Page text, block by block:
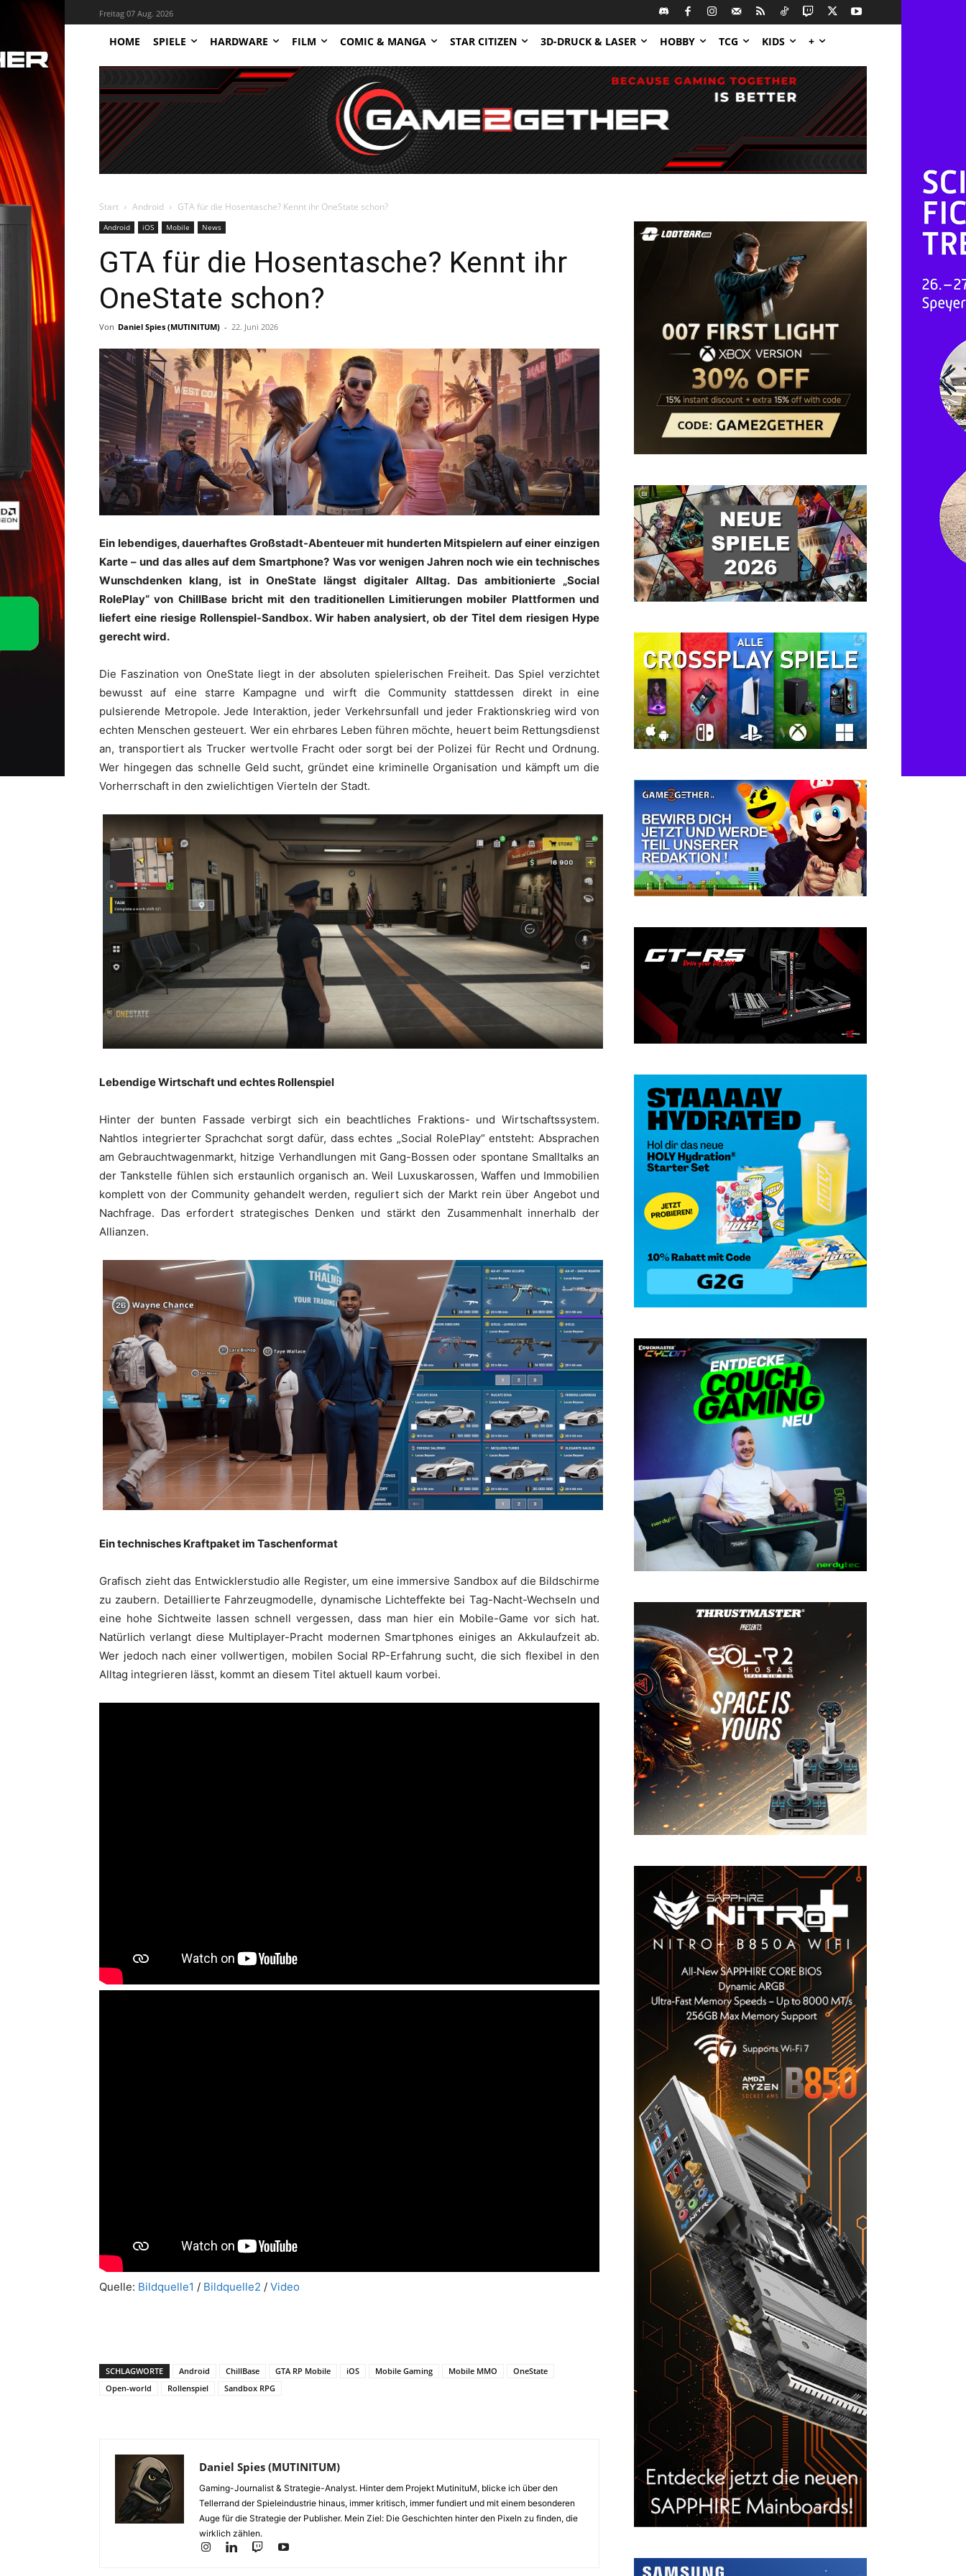
Freitag 07 Aug. 2026
HOME SPIELE HARDWARE FILM COMIC & MANGA STAR CITIZEN 3D-DRUCK & LASER HOBBY TCG KIDS +
Start Android GTA für die Hosentasche? Kennt ihr OneState schon?
Android iOS Mobile News
GTA für die Hosentasche? Kennt ihr
OneState schon?
Von Daniel Spies (MUTINITUM) - 22. Juni 2026
Ein lebendiges, dauerhaftes Großstadt-Abenteuer mit hunderten Mitspielern auf einer einzigen
Karte – und das alles auf dem Smartphone? Was vor wenigen Jahren noch wie ein technisches
Wunschdenken klang, ist in OneState längst digitaler Alltag. Das ambitionierte „Social
RolePlay“ von ChillBase bricht mit den traditionellen Limitierungen mobiler Plattformen und
liefert eine riesige Rollenspiel-Sandbox. Wir haben analysiert, ob der Titel dem riesigen Hype
gerecht wird.
Die Faszination von OneState liegt in der absoluten spielerischen Freiheit. Das Spiel verzichtet
bewusst auf eine starre Kampagne und wirft die Community stattdessen direkt in eine
pulsierende Metropole. Jede Interaktion, jeder Verkehrsunfall und jeder Fraktionskrieg wird von
echten Menschen gesteuert. Wer ein ehrbares Leben führen möchte, heuert beim Rettungsdienst
an, transportiert als Trucker wertvolle Fracht oder sorgt bei der Polizei für Recht und Ordnung.
Wer hingegen das schnelle Geld sucht, gründet eine kriminelle Organisation und kämpft um die
Vorherrschaft in den zwielichtigen Vierteln der Stadt.
Lebendige Wirtschaft und echtes Rollenspiel
Hinter der bunten Fassade verbirgt sich ein beachtliches Fraktions- und Wirtschaftssystem.
Nahtlos integrierter Sprachchat sorgt dafür, dass echtes „Social RolePlay“ entsteht: Absprachen
am Gebrauchtwagenmarkt, hitzige Verhandlungen mit Gang-Bossen oder spontane Smalltalks an
der Tankstelle fühlen sich erstaunlich organisch an. Weil Luxuskarossen, Waffen und Immobilien
komplett von der Community gehandelt werden, reguliert sich der Markt rein über Angebot und
Nachfrage. Das erfordert strategisches Denken und stärkt den Zusammenhalt innerhalb der
Allianzen.
Ein technisches Kraftpaket im Taschenformat
Grafisch zieht das Entwicklerstudio alle Register, um eine immersive Sandbox auf die Bildschirme
zu zaubern. Detaillierte Fahrzeugmodelle, dynamische Lichteffekte bei Tag-Nacht-Wechseln und
eine hohe Sichtweite lassen schnell vergessen, dass man hier ein Mobile-Game vor sich hat.
Natürlich verlangt diese Multiplayer-Pracht modernen Smartphones einiges an Akkulaufzeit ab.
Wer jedoch nach einer vollwertigen, mobilen Social RP-Erfahrung sucht, die sich flexibel in den
Alltag integrieren lässt, kommt an diesem Titel aktuell kaum vorbei.
Quelle: Bildquelle1 / Bildquelle2 / Video
SCHLAGWORTE Android ChillBase GTA RP Mobile iOS Mobile Gaming Mobile MMO
OneState
Open-world
Rollenspiel Sandbox RPG
Daniel Spies (MUTINITUM)
Gaming-Journalist & Strategie-Analyst. Hinter dem Projekt MutinituM, blicke ich über den
Tellerrand der Spieleindustrie hinaus, immer kritisch, immer fundiert und mit einem besonderen
Auge für die Strategie der Publisher. Mein Ziel: Die Geschichten hinter den Pixeln zu finden, die
wirklich zählen.